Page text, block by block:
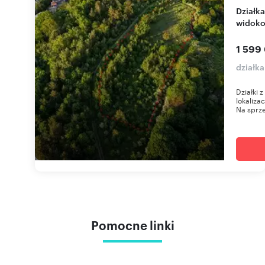
Działka usługowo-mieszkaniowa w Ujściu z MPZP,
1 599
Działki
Na
Pomocne linki